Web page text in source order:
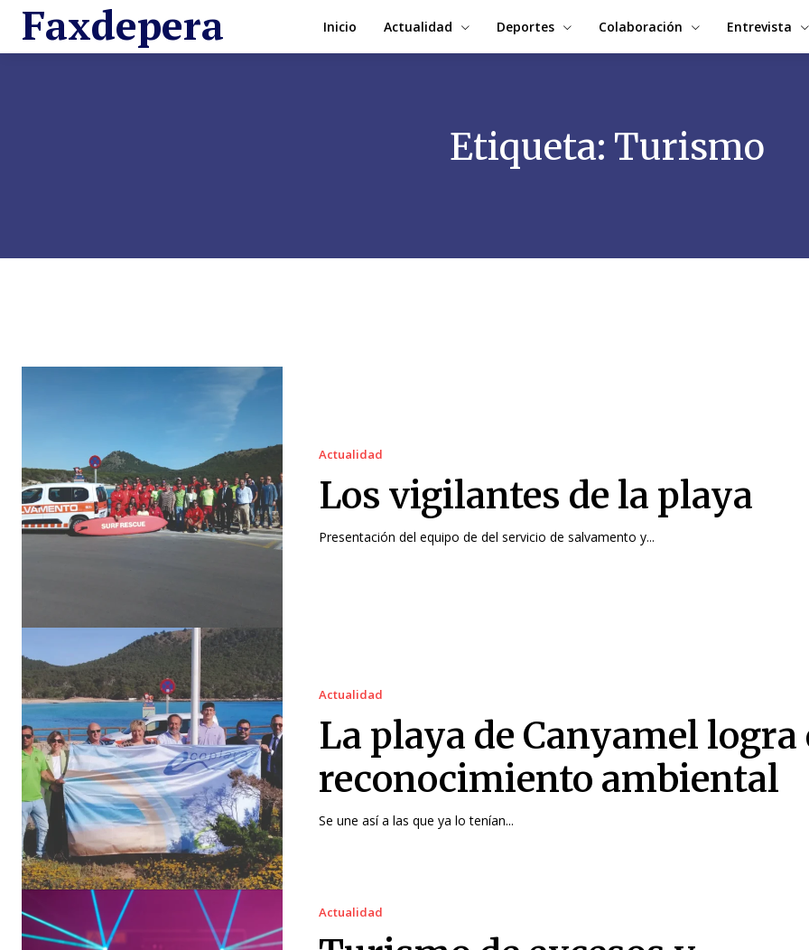
Faxdepera Inicio Actualidad Deportes Colaboración Entrevista
Etiqueta: Turismo
Actualidad
Los vigilantes de la playa
Presentación del equipo de del servicio de salvamento y...
Actualidad
La playa de Canyamel logra
reconocimiento ambiental
Se une así a las que ya lo tenían...
Actualidad